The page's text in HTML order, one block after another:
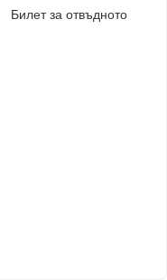
Билет за отвъдното